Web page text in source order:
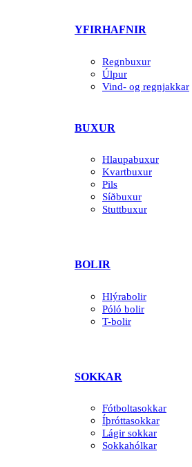
YFIRHAFNIR
Regnbuxur
Úlpur
Vind- og regnjakkar
BUXUR
Hlaupabuxur
Kvartbuxur
Pils
Síðbuxur
Stuttbuxur
BOLIR
Hlýrabolir
Póló bolir
T-bolir
SOKKAR
Fótboltasokkar
Íþróttasokkar
Lágir sokkar
Sokkahólkar